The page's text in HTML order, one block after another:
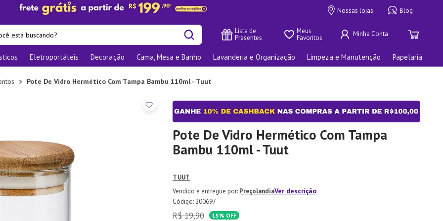
Nossas lojas Blog
está buscando?
Lista de
Presentes
Meus
Favoritos
Eletroportáteis Decoração Cama, Mesa e Banho Lavanderia e Organização Limpeza e Manutenção Papelaria
Pote De Vidro Hermético Com Tampa Bambu 110ml - Tuut
Pote De Vidro Hermético Com Tampa
Bambu 110ml - Tuut
TUUT
PreçolandiaVer descrição
: 200697
R$ 19,90 15% OFF
buscados
Jantar